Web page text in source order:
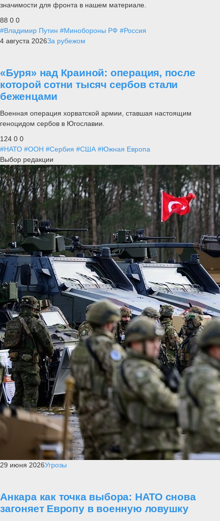
значимости для фронта в нашем материале.
88 0 0
#Владимир Путин #Минобороны РФ #Россия
4 августа 2026За рубежом
«Буря» над Краиной: операция, после
которой сотни тысяч сербов стали
беженцами
Военная операция хорватской армии, ставшая настоящим
геноцидом сербов в Югославии.
124 0 0
#НАТО #ООН #Сербия #США #Южная Европа
Выбор редакции
29 июня 2026Угрозы
Анкара как точка выбора: НАТО снова
загоняет Европу в военную ловушку